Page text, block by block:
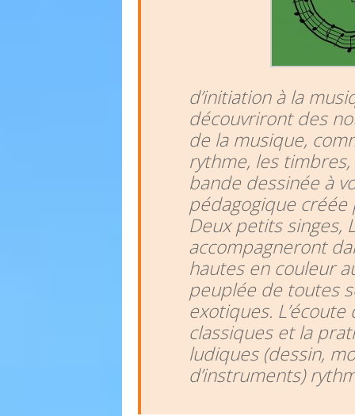
d’initiation à la
découvriront des
de la musique,
rythme, les
bande dessinée à
pédagogique créée
Deux petits singes,
accompagneront
hautes en couleur
peuplée de toutes
exotiques.
classiques et la
ludiques (dessin,
d’instruments)